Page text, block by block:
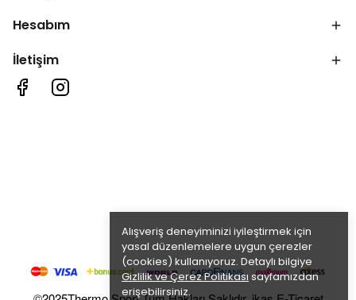
Alışveriş deneyiminizi iyileştirmek için
yasal düzenlemelere uygun çerezler
(cookies) kullanıyoruz. Detaylı bilgiye
Gizlilik ve Çerez Politikası sayfamızdan
erişebilirsiniz.
Hesabım
İletişim